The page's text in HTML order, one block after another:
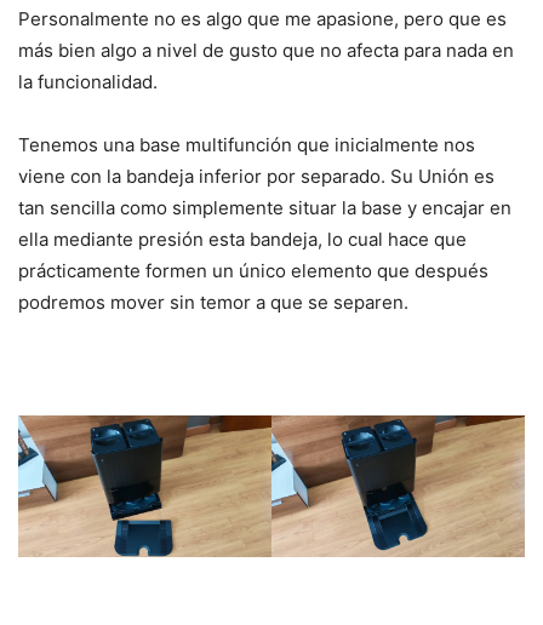
Personalmente no es algo que me apasione, pero que es
más bien algo a nivel de gusto que no afecta para nada en
la funcionalidad.
Tenemos una base multifunción que inicialmente nos
viene con la bandeja inferior por separado. Su Unión es
tan sencilla como simplemente situar la base y encajar en
ella mediante presión esta bandeja, lo cual hace que
prácticamente formen un único elemento que después
podremos mover sin temor a que se separen.